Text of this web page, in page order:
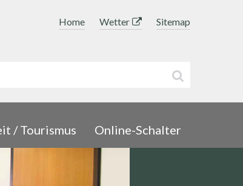
Topnavigation
Home Wetter Sitemap
/ Tourismus Online-Schalter